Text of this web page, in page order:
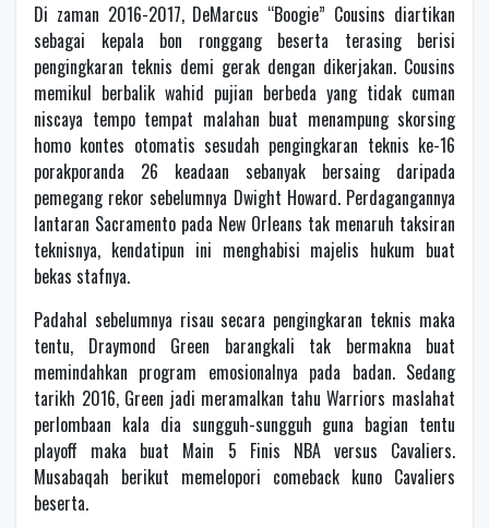
Di zaman 2016-2017, DeMarcus “Boogie” Cousins diartikan
sebagai kepala bon ronggang beserta terasing berisi
pengingkaran teknis demi gerak dengan dikerjakan. Cousins
memikul berbalik wahid pujian berbeda yang tidak cuman
niscaya tempo tempat malahan buat menampung skorsing
homo kontes otomatis sesudah pengingkaran teknis ke-16
porakporanda 26 keadaan sebanyak bersaing daripada
pemegang rekor sebelumnya Dwight Howard. Perdagangannya
lantaran Sacramento pada New Orleans tak menaruh taksiran
teknisnya, kendatipun ini menghabisi majelis hukum buat
bekas stafnya.
Padahal sebelumnya risau secara pengingkaran teknis maka
tentu, Draymond Green barangkali tak bermakna buat
memindahkan program emosionalnya pada badan. Sedang
tarikh 2016, Green jadi meramalkan tahu Warriors maslahat
perlombaan kala dia sungguh-sungguh guna bagian tentu
playoff maka buat Main 5 Finis NBA versus Cavaliers.
Musabaqah berikut memelopori comeback kuno Cavaliers
beserta.